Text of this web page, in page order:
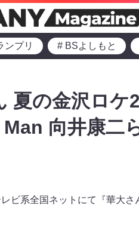
ンプリ # BSよしもと
夏の金沢ロケ
向井康二
ビ系全国ネットにて『華大